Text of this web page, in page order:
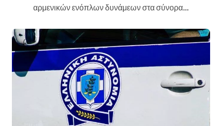
αρμενικών ενόπλων δυνάμεων στα σύνορα…